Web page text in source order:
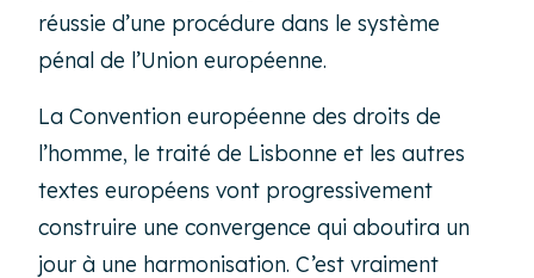
réussie d’une procédure dans le système
pénal de l’Union européenne.
La Convention européenne des droits de
l’homme, le traité de Lisbonne et les autres
textes européens vont progressivement
construire une convergence qui aboutira un
jour à une harmonisation. C’est vraiment